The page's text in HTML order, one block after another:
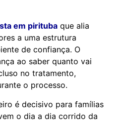
em pirituba que alia
a uma estrutura
de confiança. O
ao saber quanto vai
no tratamento,
o processo.
é decisivo para famílias
o dia a dia corrido da